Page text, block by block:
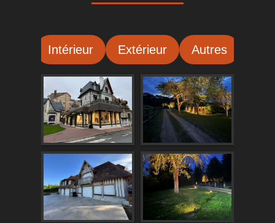
Intérieur Extérieur Autres